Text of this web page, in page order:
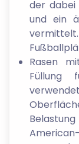
der dabei
und ein
Rasen
Füllung